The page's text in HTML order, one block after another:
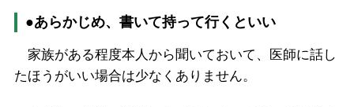
●あらかじめ、書いて持って行くといい
家族がある程度本人から聞いておいて、医師に話し
たほうがいい場合は少なくありません。